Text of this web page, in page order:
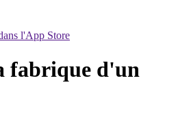
l'App Store
fabrique d'un